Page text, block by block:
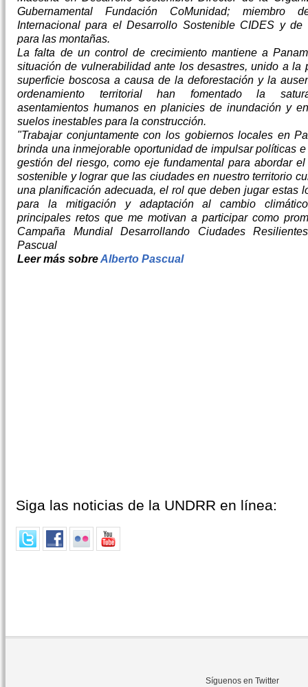
Gubernamental Fundación CoMunidad; miembro
Internacional para el Desarrollo Sostenible CIDES y de
para las montañas.
La falta de un control de crecimiento mantiene a
situación de vulnerabilidad ante los desastres, unido a la
superficie boscosa a causa de la deforestación y la
ordenamiento territorial han fomentado la
asentamientos humanos en planicies de inundación y
suelos inestables para la construcción.
"Trabajar conjuntamente con los gobiernos locales en
brinda una inmejorable oportunidad de impulsar políticas
gestión del riesgo, como eje fundamental para abordar
sostenible y lograr que las ciudades en nuestro territorio
una planificación adecuada, el rol que deben jugar estas
para la mitigación y adaptación al cambio
principales retos que me motivan a participar como
Campaña Mundial Desarrollando Ciudades
Pascual
Leer más sobreAlberto Pascual
Siga las noticias de la UNDRR en línea:
Síguenos en Twitter